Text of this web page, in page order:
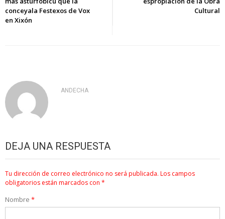
conceyala Festexos de Vox
en Xixón
Cultural
ANDECHA
DEJA UNA RESPUESTA
Tu dirección de correo electrónico no será publicada. Los campos
obligatorios están marcados con *
Nombre *